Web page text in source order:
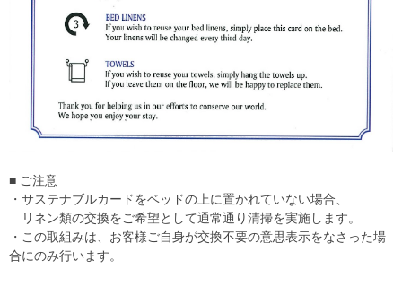
■ ご注意
・サステナブルカードをベッドの上に置かれていない場合、
リネン類の交換をご希望として通常通り清掃を実施します。
・この取組みは、お客様ご自身が交換不要の意思表示をなさった場
合にのみ行います。